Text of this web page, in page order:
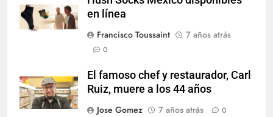
en línea
Francisco Toussaint
7 años atrás
0
El famoso chef y restaurador, Carl
Ruiz, muere a los 44 años
Jose Gomez
7 años atrás 0